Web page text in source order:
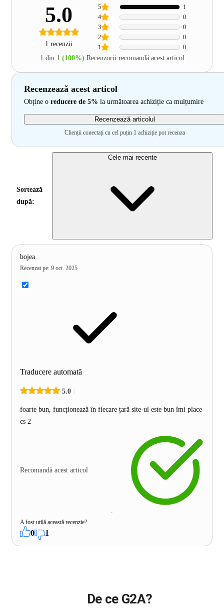
5.0
1 recenzii 1 0
2 0
3 0
4 0
5 1
1 din 1 (100%) Recenzorii recomandă acest articol
Recenzează acest articol
Obține o reducere de 5% la următoarea achiziție ca mulțumire
Recenzează articolul
Clienții conectați cu cel puțin 1 achiziție pot recenza
Sortează
după:
Cele mai recente
bojea
Recenzat pe: 9 oct. 2025
Traducere automată
5.0
foarte bun, funcționează în fiecare țară site-ul este bun îmi place
cs 2
Recomandă acest articol
A fost utilă această recenzie?
0 1
De ce G2A?